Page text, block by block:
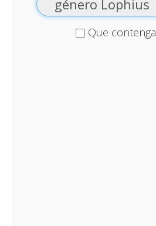
Que contenga